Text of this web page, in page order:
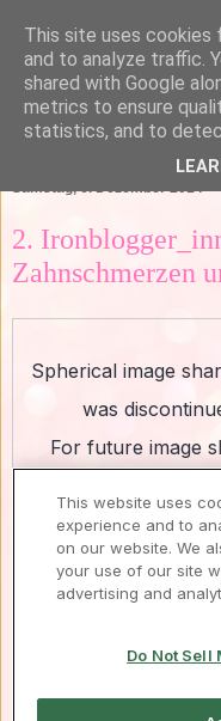
Samstag, 6. Dezember 2014
2.
Zahnschmerzen
This site uses cookies
and to analyze traffic.
shared with Google
metrics to ensure
statistics, and to